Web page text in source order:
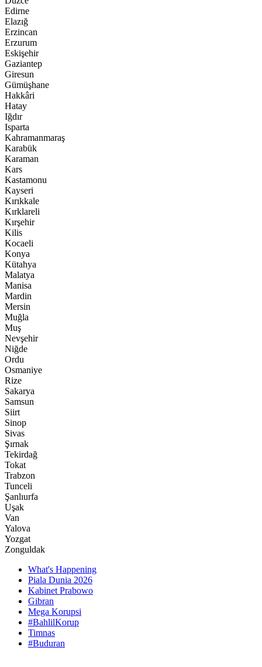
Edirne
Elazığ
Erzincan
Erzurum
Eskişehir
Gaziantep
Giresun
Gümüşhane
Hakkâri
Hatay
Iğdır
Isparta
Kahramanmaraş
Karabük
Karaman
Kars
Kastamonu
Kayseri
Kırıkkale
Kırklareli
Kırşehir
Kilis
Kocaeli
Konya
Kütahya
Malatya
Manisa
Mardin
Mersin
Muğla
Muş
Nevşehir
Niğde
Ordu
Osmaniye
Rize
Sakarya
Samsun
Siirt
Sinop
Sivas
Şırnak
Tekirdağ
Tokat
Trabzon
Tunceli
Şanlıurfa
Uşak
Van
Yalova
Yozgat
Zonguldak
What's Happening
Piala Dunia 2026
Kabinet Prabowo
Gibran
Mega Korupsi
#BahlilKorup
Timnas
#Buduran